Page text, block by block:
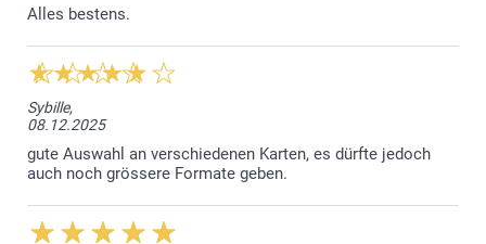
Alles bestens.
Sybille,
08.12.2025
gute Auswahl an verschiedenen Karten, es dürfte jedoch
auch noch grössere Formate geben.